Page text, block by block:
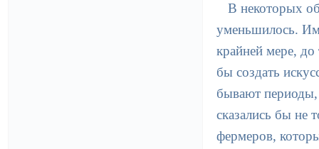
В некоторых
уменьшилось.
крайней мере, до
бы создать
бывают периоды,
сказались бы не
фермеров,